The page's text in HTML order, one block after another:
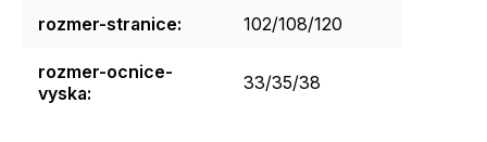
rozmer-stranice: 102/108/120
rozmer-ocnice-
vyska: 33/35/38